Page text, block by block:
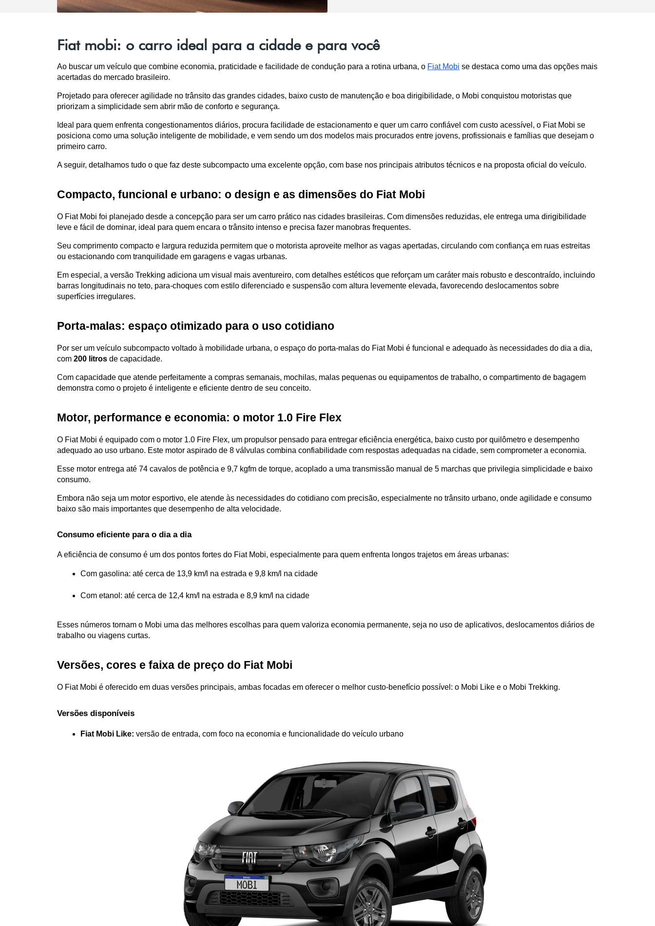
Fiat mobi: o carro ideal para a cidade e para você
Ao buscar um veículo que combine economia, praticidade e facilidade de condução para a rotina urbana, o Fiat Mobi se destaca como uma das opções mais
acertadas do mercado brasileiro.
Projetado para oferecer agilidade no trânsito das grandes cidades, baixo custo de manutenção e boa dirigibilidade, o Mobi conquistou motoristas que
priorizam a simplicidade sem abrir mão de conforto e segurança.
Ideal para quem enfrenta congestionamentos diários, procura facilidade de estacionamento e quer um carro confiável com custo acessível, o Fiat Mobi se
posiciona como uma solução inteligente de mobilidade, e vem sendo um dos modelos mais procurados entre jovens, profissionais e famílias que desejam o
primeiro carro.
A seguir, detalhamos tudo o que faz deste subcompacto uma excelente opção, com base nos principais atributos técnicos e na proposta oficial do veículo.
Compacto, funcional e urbano: o design e as dimensões do Fiat Mobi
O Fiat Mobi foi planejado desde a concepção para ser um carro prático nas cidades brasileiras. Com dimensões reduzidas, ele entrega uma dirigibilidade
leve e fácil de dominar, ideal para quem encara o trânsito intenso e precisa fazer manobras frequentes.
Seu comprimento compacto e largura reduzida permitem que o motorista aproveite melhor as vagas apertadas, circulando com confiança em ruas estreitas
ou estacionando com tranquilidade em garagens e vagas urbanas.
Em especial, a versão Trekking adiciona um visual mais aventureiro, com detalhes estéticos que reforçam um caráter mais robusto e descontraído, incluindo
barras longitudinais no teto, para-choques com estilo diferenciado e suspensão com altura levemente elevada, favorecendo deslocamentos sobre
superfícies irregulares.
Porta-malas: espaço otimizado para o uso cotidiano
Por ser um veículo subcompacto voltado à mobilidade urbana, o espaço do porta-malas do Fiat Mobi é funcional e adequado às necessidades do dia a dia,
com 200 litros de capacidade.
Com capacidade que atende perfeitamente a compras semanais, mochilas, malas pequenas ou equipamentos de trabalho, o compartimento de bagagem
demonstra como o projeto é inteligente e eficiente dentro de seu conceito.
Motor, performance e economia: o motor 1.0 Fire Flex
O Fiat Mobi é equipado com o motor 1.0 Fire Flex, um propulsor pensado para entregar eficiência energética, baixo custo por quilômetro e desempenho
adequado ao uso urbano. Este motor aspirado de 8 válvulas combina confiabilidade com respostas adequadas na cidade, sem comprometer a economia.
Esse motor entrega até 74 cavalos de potência e 9,7 kgfm de torque, acoplado a uma transmissão manual de 5 marchas que privilegia simplicidade e baixo
consumo.
Embora não seja um motor esportivo, ele atende às necessidades do cotidiano com precisão, especialmente no trânsito urbano, onde agilidade e consumo
baixo são mais importantes que desempenho de alta velocidade.
Consumo eficiente para o dia a dia
A eficiência de consumo é um dos pontos fortes do Fiat Mobi, especialmente para quem enfrenta longos trajetos em áreas urbanas:
Com gasolina: até cerca de 13,9 km/l na estrada e 9,8 km/l na cidade
Com etanol: até cerca de 12,4 km/l na estrada e 8,9 km/l na cidade
Esses números tornam o Mobi uma das melhores escolhas para quem valoriza economia permanente, seja no uso de aplicativos, deslocamentos diários de
trabalho ou viagens curtas.
Versões, cores e faixa de preço do Fiat Mobi
O Fiat Mobi é oferecido em duas versões principais, ambas focadas em oferecer o melhor custo-benefício possível: o Mobi Like e o Mobi Trekking.
Versões disponíveis
Fiat Mobi Like: versão de entrada, com foco na economia e funcionalidade do veículo urbano